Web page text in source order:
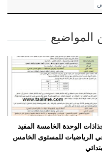
المواضيع
الوحدة الخامسة المفيد
الرياضيات للمستوى الخامس
إبتدائي